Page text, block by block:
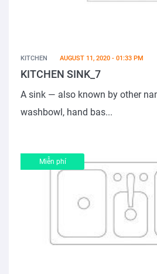
KITCHEN AUGUST 11, 2020 - 01:33 PM
KITCHEN SINK_7
A sink — also known by other
washbowl, hand bas...
Miễn phí